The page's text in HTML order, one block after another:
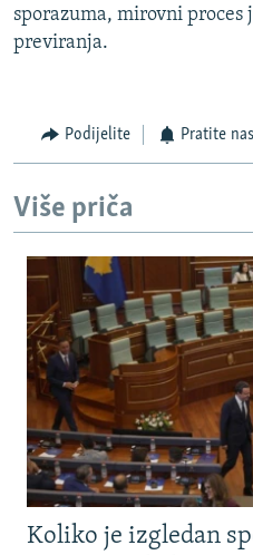
sporazuma, mirovni
previranja.
Podijelite Pratite nas
Više priča
Koliko je izgledan